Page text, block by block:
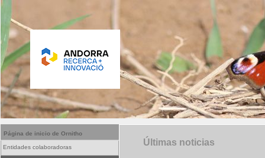
Página de inicio de Ornitho
Entidades colaboradoras Últimas noticias